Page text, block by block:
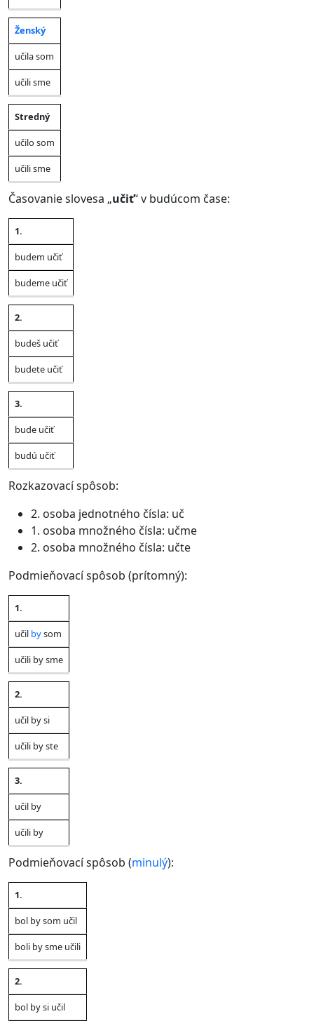
Ženský
učila som
učili sme
Stredný
učilo som
učili sme
Časovanie slovesa „učiť“ v budúcom čase:
Osoba
číslo
1.
budem učiť
budeme učiť
2.
budeš učiť
budete učiť
3.
bude učiť
budú učiť
Rozkazovací spôsob:
2. osoba jednotného čísla: uč
1. osoba množného čísla: učme
2. osoba množného čísla: učte
Podmieňovací spôsob (prítomný):
Osoba
číslo
1.
učil bysom
učili by sme
2.
učil by si
učili by ste
3.
učil by
učili by
Podmieňovací spôsob (minulý):
Osoba
číslo
1.
bol by som učil
boli by sme učili
2.
bol by si učil